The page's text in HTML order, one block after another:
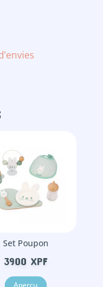
Set Poupon
3900 XPF
Aperçu